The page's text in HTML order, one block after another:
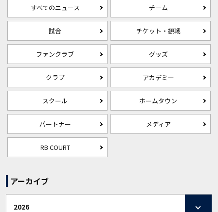
すべてのニュース チーム
試合 チケット・観戦
ファンクラブ グッズ
クラブ アカデミー
スクール ホームタウン
パートナー メディア
RB COURT
アーカイブ
2026